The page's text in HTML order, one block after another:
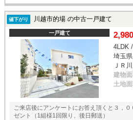
値下がり 川越市的場 の中古一戸建て
一戸建て
4LDK
埼玉
ＪＲ
建物
土地
ご来店後にアンケートにお答え頂くと３，
ゼント（1組様1回限り、後日郵送）